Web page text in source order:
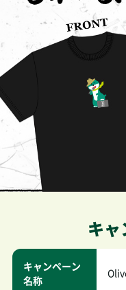
キャンペーン
名称